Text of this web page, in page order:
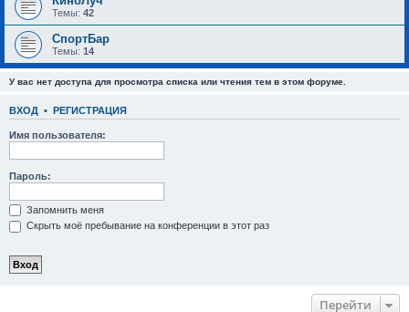
Темы: 42
СпортБар
Темы: 14
У вас нет доступа для просмотра списка или чтения тем в этом форуме.
ВХОД • РЕГИСТРАЦИЯ
Имя пользователя:
Пароль:
Запомнить меня
Скрыть моё пребывание на конференции в этот раз
Перейти